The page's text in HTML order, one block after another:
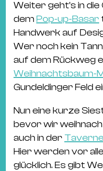
Weiter geht’s in
demPop-up-Basar
Handwerk auf
Wer noch kein
auf dem Rückweg
Weihnachtsbaum-
Gundeldinger Feld
Nun eine kurze
bevor wir
auch in der
Hier werden vor
glücklich. Es gibt